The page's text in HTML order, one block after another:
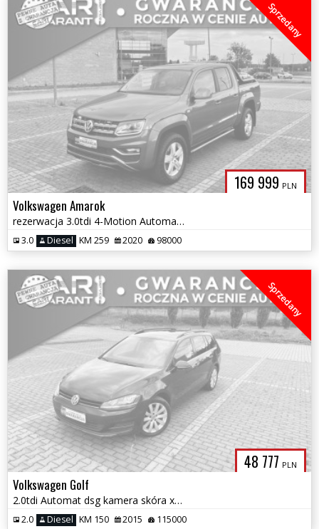
169 999 PLN
Sprzedany
Volkswagen Amarok
rezerwacja 3.0tdi 4-Motion Automat nad kabaryt full led navi
3.0 Diesel KM 259 2020 98000
48 777 PLN
Sprzedany
Volkswagen Golf
2.0tdi Automat dsg kamera skóra xenon 1 wł zamiana piękny stan 1r.gwa
2.0 Diesel KM 150 2015 115000